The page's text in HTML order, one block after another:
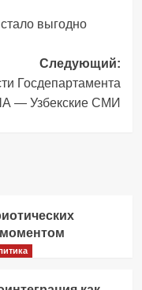
выгодно
Следующий:
Госдепартамента
— Узбекские СМИ